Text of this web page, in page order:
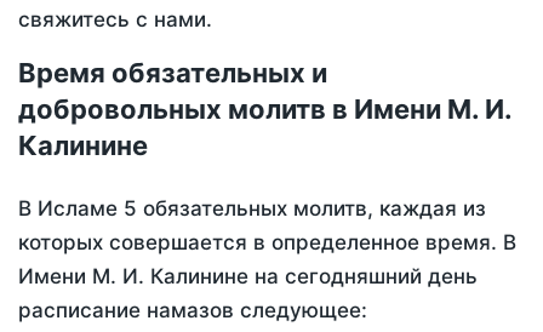
свяжитесь с нами.
Время обязательных и
добровольных молитв в Имени М. И.
Калинине
В Исламе 5 обязательных молитв, каждая из
которых совершается в определенное время. В
Имени М. И. Калинине на сегодняшний день
расписание намазов следующее: